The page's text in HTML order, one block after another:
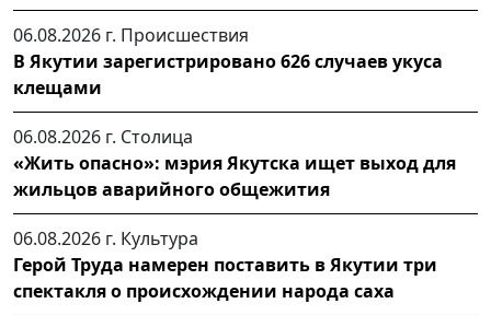
06.08.2026 г. Происшествия
В Якутии зарегистрировано 626 случаев укуса
клещами
06.08.2026 г. Столица
«Жить опасно»: мэрия Якутска ищет выход для
жильцов аварийного общежития
06.08.2026 г. Культура
Герой Труда намерен поставить в Якутии три
спектакля о происхождении народа саха